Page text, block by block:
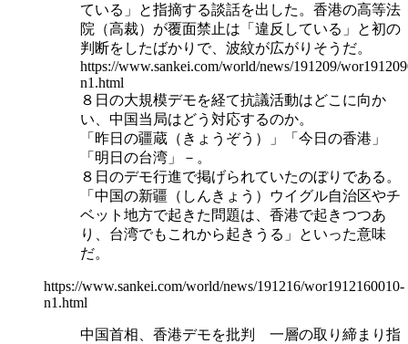
ている」と指摘する談話を出した。香港の高等法
院（高裁）が覆面禁止は「違反している」と初の
判断をしたばかりで、波紋が広がりそうだ。
https://www.sankei.com/world/news/191209/
n1.html
８日の大規模デモを経て抗議活動はどこに向か
い、中国当局はどう対応するのか。
「昨日の疆蔵（きょうぞう）」「今日の香港」
「明日の台湾」－。
８日のデモ行進で掲げられていたのぼりである。
「中国の新疆（しんきょう）ウイグル自治区やチ
ベット地方で起きた問題は、香港で起きつつあ
り、台湾でもこれから起きうる」といった意味
だ。
https://www.sankei.com/world/news/191216/wor1912160010-
n1.html
中国首相、香港デモを批判 一層の取り締まり指